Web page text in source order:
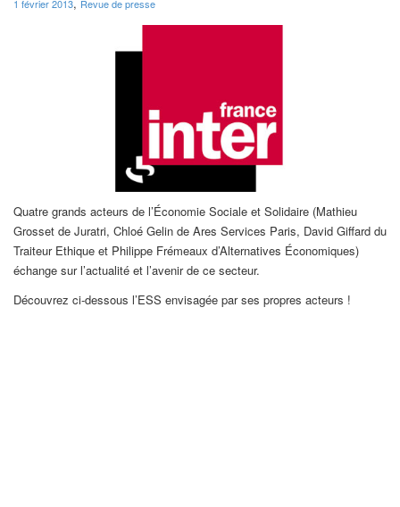
1 février 2013 Revue de presse
Quatre grands acteurs de l’Économie Sociale et Solidaire (Mathieu
Grosset de Juratri, Chloé Gelin de Ares Services Paris, David Giffard du
Traiteur Ethique et Philippe Frémeaux d’Alternatives Économiques)
échange sur l’actualité et l’avenir de ce secteur.
Découvrez ci-dessous l’ESS envisagée par ses propres acteurs !